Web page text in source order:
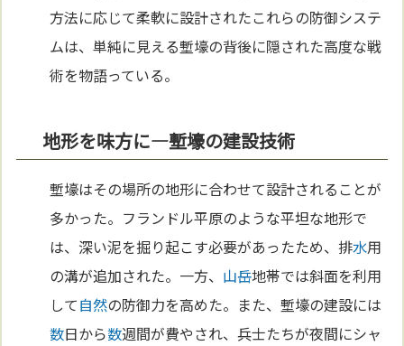
方法に応じて柔軟に設計されたこれらの防御システ
ムは、単純に見える塹壕の背後に隠された高度な戦
術を物語っている。
地形を味方に—塹壕の建設技術
塹壕はその場所の地形に合わせて設計されることが
多かった。フランドル平原のような平坦な地形で
は、深い泥を掘り起こす必要があったため、排水用
の溝が追加された。一方、 山岳地帯では斜面を利用
して自然の防御力を高めた。また、塹壕の建設には
数日から数週間が費やされ、兵士たちが夜間にシャ